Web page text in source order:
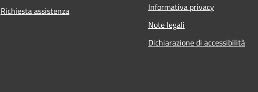
Richiesta assistenza
Informativa privacy
Note legali
Dichiarazione di accessibilità